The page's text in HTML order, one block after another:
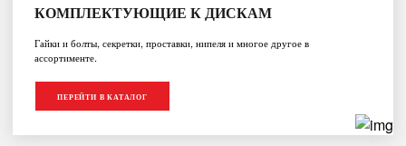
КОМПЛЕКТУЮЩИЕ К ДИСКАМ
Гайки и болты, секретки, проставки, нипеля и многое другое в
ассортименте.
ПЕРЕЙТИ В КАТАЛОГ